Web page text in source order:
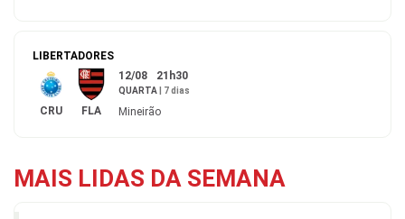
LIBERTADORES
CRU FLA
12/08 21h30
QUARTA 7 dias
Mineirão
MAIS LIDAS DA SEMANA